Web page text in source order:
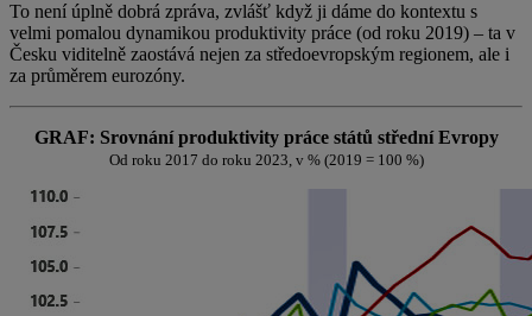
To není úplně dobrá zpráva, zvlášť když ji dáme do kontextu s
velmi pomalou dynamikou produktivity práce (od roku 2019) – ta v
Česku viditelně zaostává nejen za středoevropským regionem, ale i
za průměrem eurozóny.
GRAF: Srovnání produktivity práce států střední Evropy
Od roku 2017 do roku 2023, v % (2019 = 100 %)